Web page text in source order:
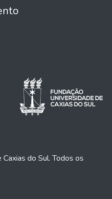
do Sul. Todos os